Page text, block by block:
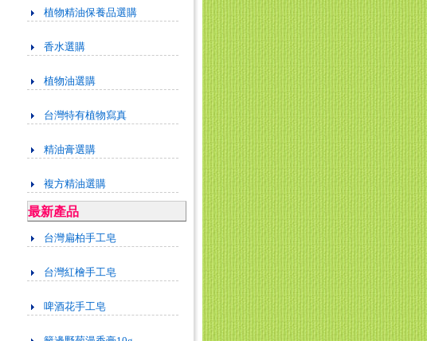
植物精油保養品選購
香水選購
植物油選購
台灣特有植物寫真
精油膏選購
複方精油選購
最新產品
台灣扁柏手工皂
台灣紅檜手工皂
啤酒花手工皂